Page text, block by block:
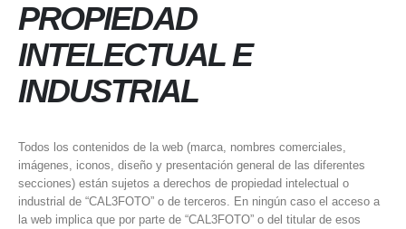
PROPIEDAD
INTELECTUAL E
INDUSTRIAL
Todos los contenidos de la web (marca, nombres comerciales,
imágenes, iconos, diseño y presentación general de las diferentes
secciones) están sujetos a derechos de propiedad intelectual o
industrial de “CAL3FOTO” o de terceros. En ningún caso el acceso a
la web implica que por parte de “CAL3FOTO” o del titular de esos